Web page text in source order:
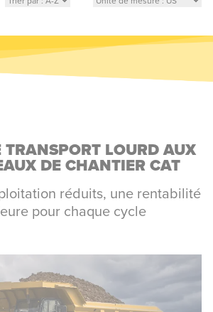
TRANSPORT LOURD AUX
DE CHANTIER CAT
réduits, une rentabilité
pour chaque cycle